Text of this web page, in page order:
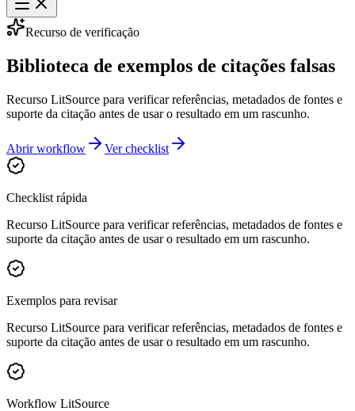
Recurso de verificação
Biblioteca de exemplos de citações falsas
Recurso LitSource para verificar referências, metadados de fontes e
suporte da citação antes de usar o resultado em um rascunho.
Abrir workflow Ver checklist
Checklist rápida
Recurso LitSource para verificar referências, metadados de fontes e
suporte da citação antes de usar o resultado em um rascunho.
Exemplos para revisar
Recurso LitSource para verificar referências, metadados de fontes e
suporte da citação antes de usar o resultado em um rascunho.
Workflow LitSource